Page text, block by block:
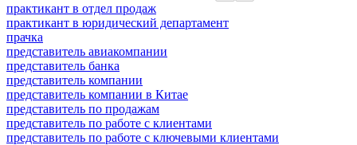
практикант в отдел продаж
практикант в юридический департамент
прачка
представитель авиакомпании
представитель банка
представитель компании
представитель компании в Китае
представитель по продажам
представитель по работе с клиентами
представитель по работе с ключевыми клиентами